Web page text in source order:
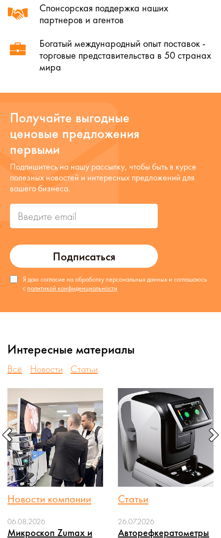
Спонсорская поддержка наших
партнеров и агентов
Богатый международный опыт поставок -
торговые представительства в 50 странах
мира
Получайте выгодные
ценовые предложения
первыми
Подписаться
Я даю согласие на обработку персональных данных и соглашаюсь
с политикой конфиденциальности
Подпишитесь на нашу рассылку, чтобы быть в курсе
полезных новостей и интересных предложений для
вашего бизнеса.
Интересные материалы
Всё Новости Статьи
Новости компании
06.08.2026
Микроскоп Zumax и
Статьи
26.07.2026
Авторефкератометры